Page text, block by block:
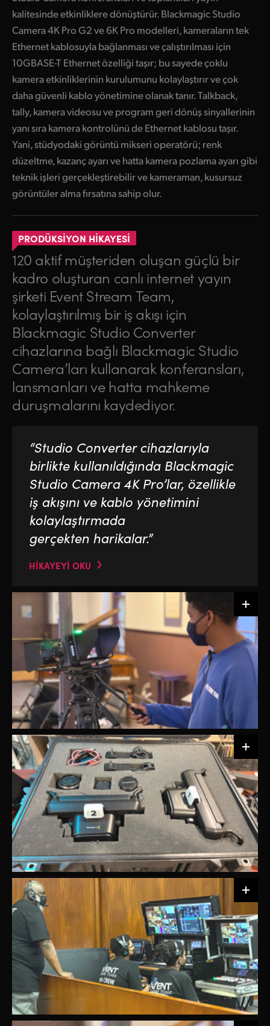
kalitesinde etkinliklere dönüştürür. Blackmagic Studio
Camera 4K Pro G2 ve 6K Pro modelleri, kameraların tek
Ethernet kablosuyla bağlanması ve çalıştırılması için
10GBASE-T Ethernet özelliği taşır; bu sayede çoklu
kamera etkinliklerinin kurulumunu kolaylaştırır ve çok
daha güvenli kablo yönetimine olanak tanır. Talkback,
tally, kamera videosu ve program geri dönüş sinyallerinin
yanı sıra kamera kontrolünü de Ethernet kablosu taşır.
Yani, stüdyodaki görüntü mikseri operatörü; renk
düzeltme, kazanç ayarı ve hatta kamera pozlama ayarı gibi
teknik işleri gerçekleştirebilir ve kameraman, kusursuz
görüntüler alma fırsatına sahip olur.
PRODÜKSİYON HİKAYESİ
120 aktif müşteriden oluşan güçlü bir
kadro oluşturan canlı internet yayın
şirketi Event Stream Team,
kolaylaştırılmış bir iş akışı için
Blackmagic Studio Converter
cihazlarına bağlı Blackmagic Studio
Camera’ları kullanarak konferansları,
lansmanları ve hatta mahkeme
duruşmalarını kaydediyor.
“Studio Converter cihazlarıyla
birlikte kullanıldığında Blackmagic
Studio Camera 4K Pro’lar, özellikle
iş akışını ve kablo yönetimini
kolaylaştırmada
gerçekten harikalar.”
HİKAYEYİ OKU